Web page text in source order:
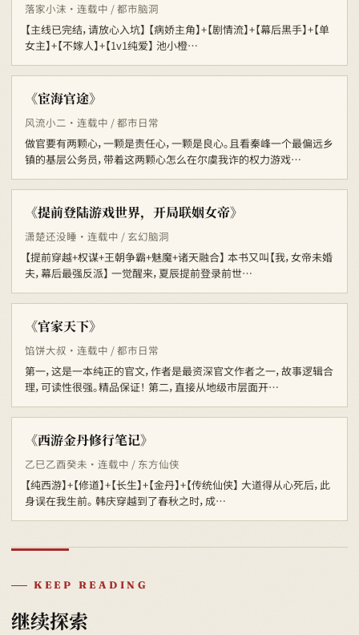
落家小沫 · 连载中 / 都市脑洞
【主线已完结，请放心入坑】 【病娇主角】+【剧情流】+【幕后黑手】+【单
女主】+【不嫁人】+【1v1纯爱】 池小橙…
《宦海官途》
风流小二 · 连载中 / 都市日常
做官要有两颗心，一颗是责任心，一颗是良心。且看秦峰一个最偏远乡
镇的基层公务员，带着这两颗心怎么在尔虞我诈的权力游戏…
《提前登陆游戏世界，开局联姻女帝》
潇楚还没睡 · 连载中 / 玄幻脑洞
【提前穿越+权谋+王朝争霸+魅魔+诸天融合】 本书又叫【我，女帝未婚
夫，幕后最强反派】 一觉醒来，夏辰提前登录前世…
《官家天下》
馅饼大叔 · 连载中 / 都市日常
第一，这是一本纯正的官文，作者是最资深官文作者之一，故事逻辑合
理，可读性很强。精品保证！ 第二，直接从地级市层面开…
《西游金丹修行笔记》
乙巳乙酉癸未 · 连载中 / 东方仙侠
【纯西游】+【修道】+【长生】+【金丹】+【传统仙侠】 大道得从心死后，此
身误在我生前。 韩庆穿越到了春秋之时，成…
KEEP READING
继续探索